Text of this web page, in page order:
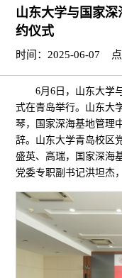
山东大学与国家
约仪式
时间：2025-06-07
6月6日，山东大学
式在青岛举行。山东大
琴，国家深海基地管理
辞。山东大学青岛校区
盛英、高瑞，国家深海
党委专职副书记洪坦杰